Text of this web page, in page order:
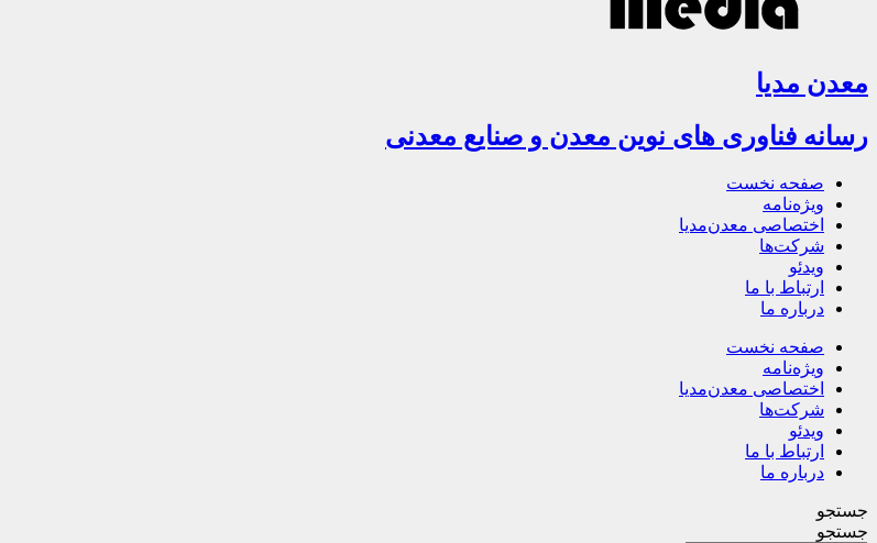
معدن مدیا
رسانه فناوری های نوین معدن و صنایع معدنی
صفحه نخست
ویژه‌نامه
اختصاصی معدن‌مدیا
شرکت‌ها
ویدئو
ارتباط با ما
درباره ما
صفحه نخست
ویژه‌نامه
اختصاصی معدن‌مدیا
شرکت‌ها
ویدئو
ارتباط با ما
درباره ما
جستجو
جستجو